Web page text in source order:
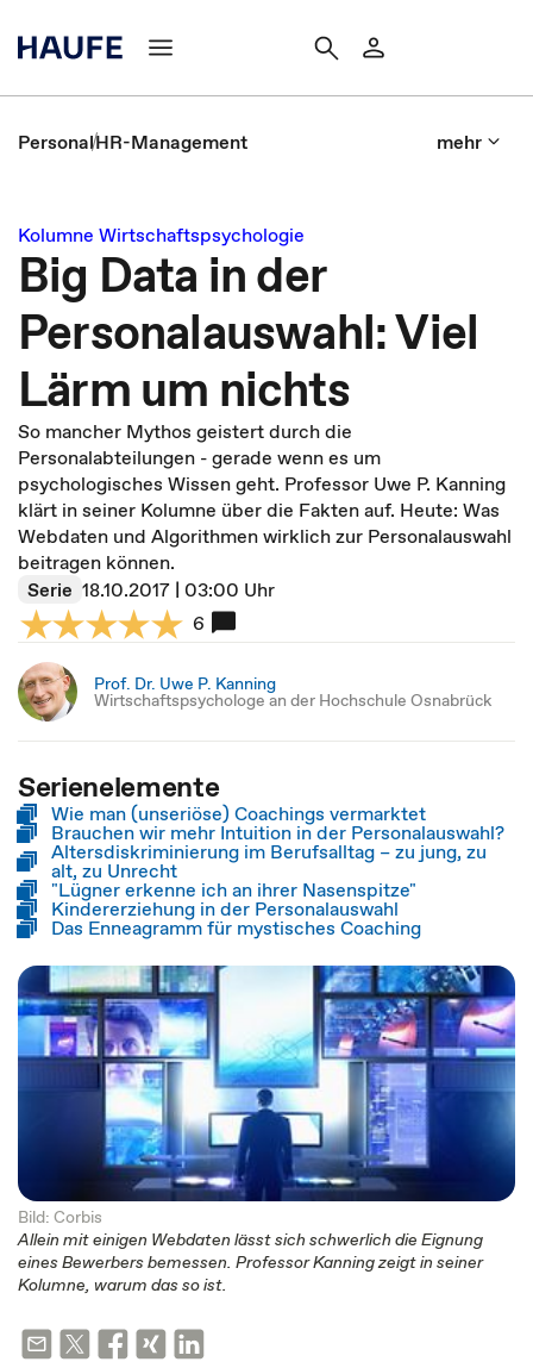
PersonalHR-Management mehr
Kolumne Wirtschaftspsychologie
Big Data in der
Personalauswahl: Viel
Lärm um nichts
So mancher Mythos geistert durch die
Personalabteilungen - gerade wenn es um
psychologisches Wissen geht. Professor Uwe P. Kanning
klärt in seiner Kolumne über die Fakten auf. Heute: Was
Webdaten und Algorithmen wirklich zur Personalauswahl
beitragen können.
Serie 18.10.2017 | 03:00 Uhr
6
Prof. Dr. Uwe P. Kanning
Wirtschaftspsychologe an der Hochschule Osnabrück
Serienelemente
Wie man (unseriöse) Coachings vermarktet
Brauchen wir mehr Intuition in der Personalauswahl?
Altersdiskriminierung im Berufsalltag – zu jung, zu
alt, zu Unrecht
"Lügner erkenne ich an ihrer Nasenspitze"
Kindererziehung in der Personalauswahl
Das Enneagramm für mystisches Coaching
Bild: Corbis
Allein mit einigen Webdaten lässt sich schwerlich die Eignung
eines Bewerbers bemessen. Professor Kanning zeigt in seiner
Kolumne, warum das so ist.